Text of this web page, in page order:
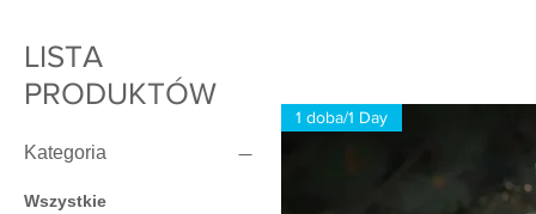
LISTA
PRODUKTÓW
Kategoria
Wszystkie
1 doba/1 Day